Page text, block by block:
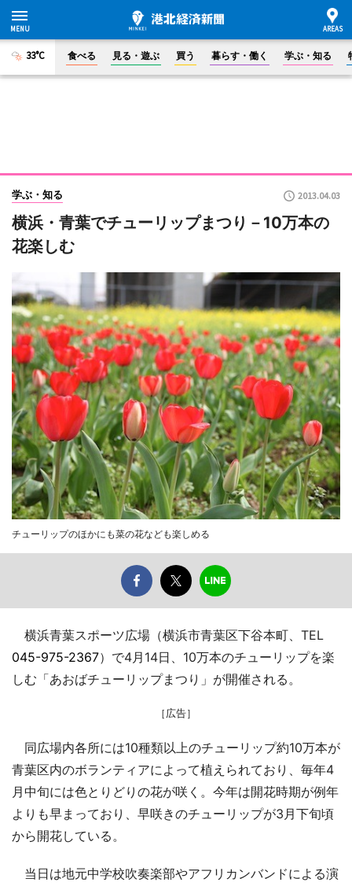
33°C 食べる 見る・遊ぶ 買う 暮らす・働く 学ぶ・知る
学ぶ・知る 2013.04.03
横浜・青葉でチューリップまつり－10万本の
花楽しむ
チューリップのほかにも菜の花なども楽しめる
横浜青葉スポーツ広場（横浜市青葉区下谷本町、TEL
045-975-2367）で4月14日、10万本のチューリップを楽
しむ「あおばチューリップまつり」が開催される。
［広告］
同広場内各所には10種類以上のチューリップ約10万本が
青葉区内のボランティアによって植えられており、毎年4
月中旬には色とりどりの花が咲く。今年は開花時期が例年
よりも早まっており、早咲きのチューリップが3月下旬頃
から開花している。
当日は地元中学校吹奏楽部やアフリカンバンドによる演